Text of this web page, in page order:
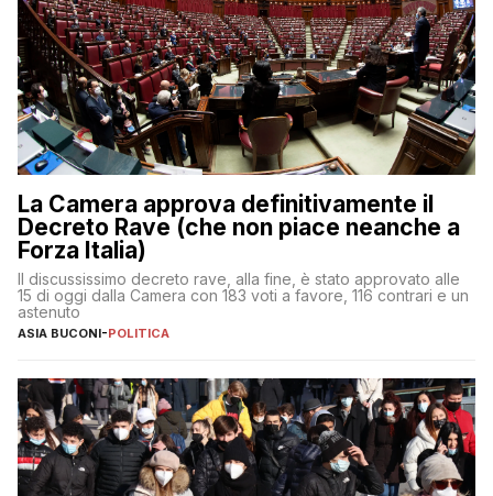
La Camera approva definitivamente il
Decreto Rave (che non piace neanche a
Forza Italia)
Il discussissimo decreto rave, alla fine, è stato approvato alle
15 di oggi dalla Camera con 183 voti a favore, 116 contrari e un
astenuto
ASIA BUCONI-POLITICA